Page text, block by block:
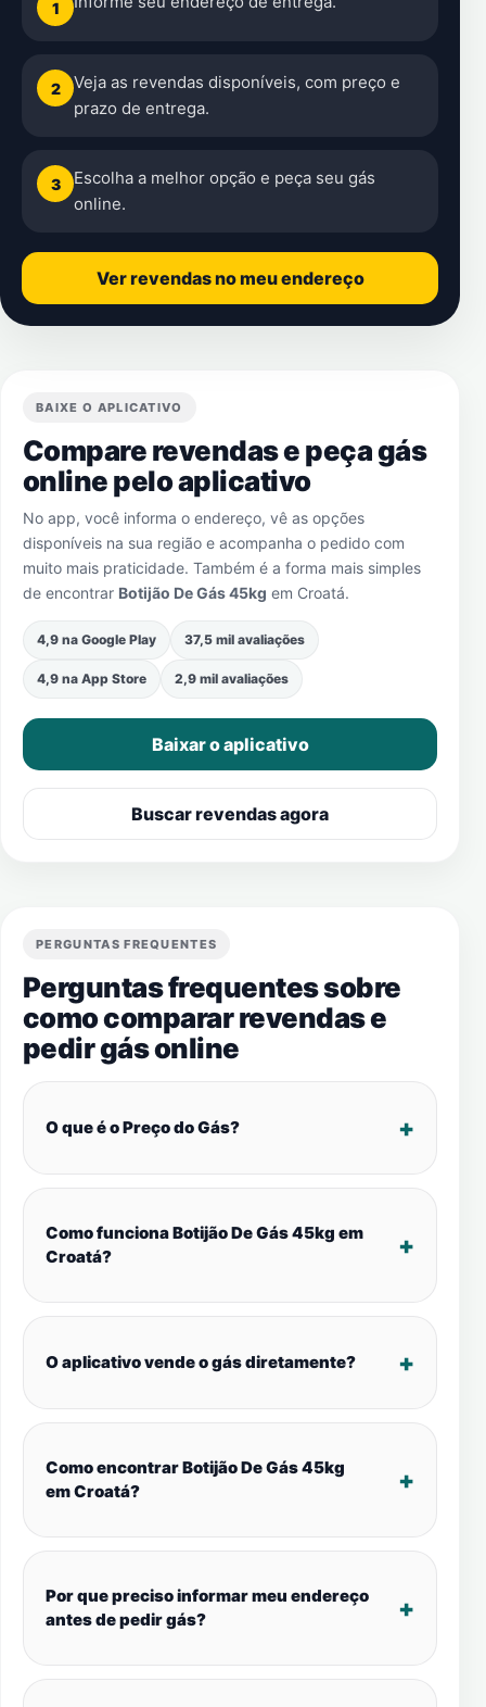
1
2
Veja as revendas disponíveis, com preço e
prazo de entrega.
3
Escolha a melhor opção e peça seu gás
online.
Ver revendas no meu endereço
BAIXE O APLICATIVO
Compare revendas e peça gás
online pelo aplicativo
No app, você informa o endereço, vê as opções
disponíveis na sua região e acompanha o pedido com
muito mais praticidade. Também é a forma mais simples
de encontrar Botijão De Gás 45kg em Croatá.
4,9 na Google Play 37,5 mil avaliações
4,9 na App Store 2,9 mil avaliações
Baixar o aplicativo
Buscar revendas agora
PERGUNTAS FREQUENTES
Perguntas frequentes sobre
como comparar revendas e
pedir gás online
O que é o Preço do Gás?
Como funciona Botijão De Gás 45kg em
Croatá?
O aplicativo vende o gás diretamente?
Como encontrar Botijão De Gás 45kg
em Croatá?
Por que preciso informar meu endereço
antes de pedir gás?